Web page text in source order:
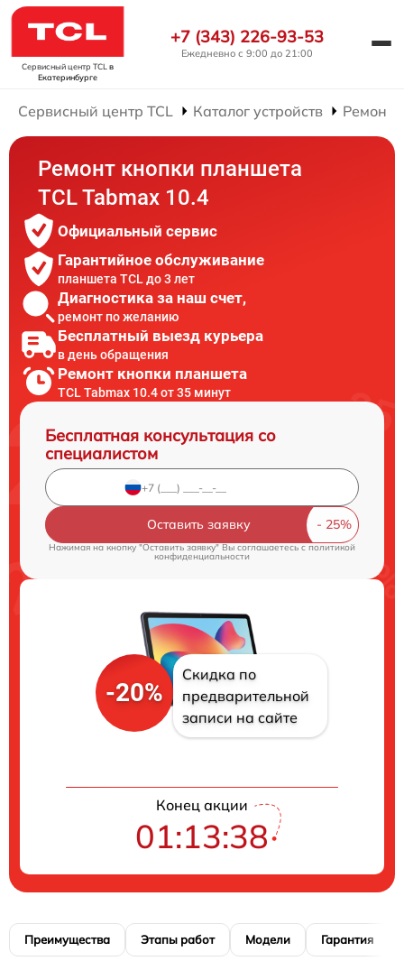
Сервисный центр TCL в
Екатеринбурге
+7 (343) 226-93-53
Ежедневно с 9:00 до 21:00
Сервисный центр TCL Каталог устройств Ремонт
Ремонт кнопки планшета
TCL Tabmax 10.4
Официальный сервис
Гарантийное обслуживание
планшета TCL до 3 лет
Диагностика за наш счет,
ремонт по желанию
Бесплатный выезд курьера
в день обращения
Ремонт кнопки планшета
TCL Tabmax 10.4 от 35 минут
Бесплатная консультация со
специалистом
Оставить заявку
Нажимая на кнопку "Оставить заявку" Вы соглашаетесь cполитикой
конфиденциальности
-20%
Скидка по
предварительной
записи на сайте
Конец акции
01:13:38
Преимущества Этапы работ Модели Гарантия